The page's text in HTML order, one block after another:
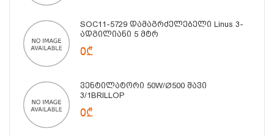
SOC11-5729 Დამაგრძელებელი Linus 3-
Ადგილიანი 5 Მტრ
0₾
Ვენტილატორი 50W/Ø500 Შავი
3/1BRILLOP
0₾